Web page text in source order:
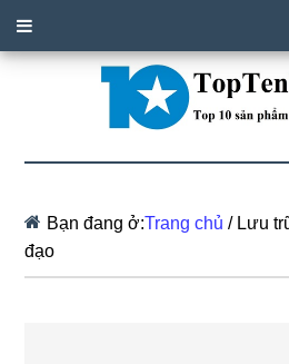
Bạn đang ở:Trang chủ /Lưu
đạo